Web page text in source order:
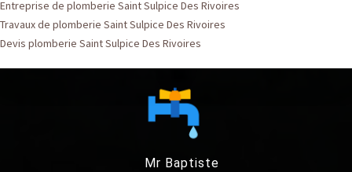
Entreprise de plomberie Saint Sulpice Des Rivoires
Travaux de plomberie Saint Sulpice Des Rivoires
Devis plomberie Saint Sulpice Des Rivoires
Mr Baptiste